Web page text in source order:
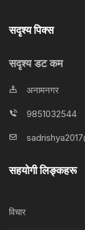
सदृश्य पिक्स
सदृश्य डट कम
अनामनगर
9851032544
सहयोगी लिङ्कहरू
विचार